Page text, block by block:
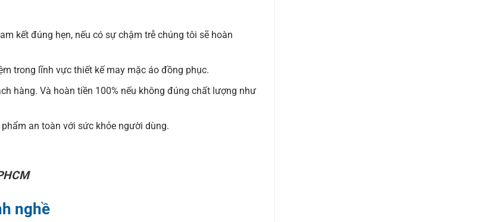
kết đúng hẹn, nếu có sự chậm trễ chúng tôi sẽ hoàn
trong lĩnh vực thiết kế may mặc áo đồng phục.
hàng. Và hoàn tiền 100% nếu không đúng chất lượng như
an toàn với sức khỏe người dùng.
nghề